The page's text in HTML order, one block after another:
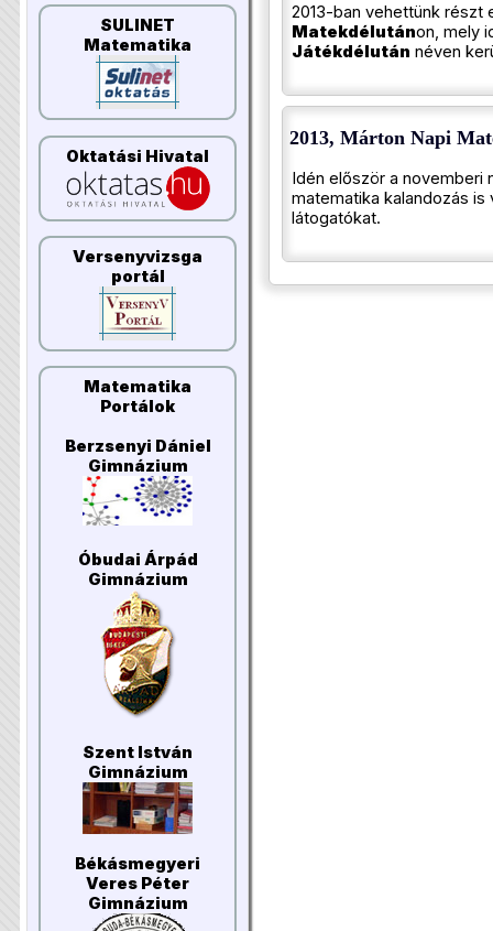
SULINET
Matematika
Oktatási Hivatal
Versenyvizsga
portál
Matematika
Portálok
Berzsenyi Dániel
Gimnázium
Óbudai Árpád
Gimnázium
Szent István
Gimnázium
Békásmegyeri
Veres Péter
Gimnázium
2013-ban vehettünk részt
Matekdélutánon, mely
Játékdélután néven
2013, Márton Napi
Idén először a novemberi
matematika kalandozás
látogatókat.